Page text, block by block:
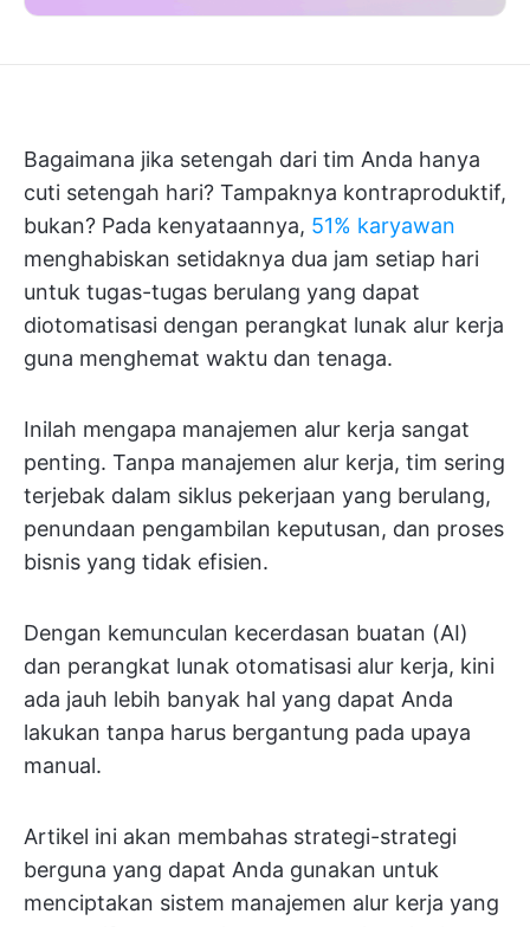
Bagaimana jika setengah dari tim Anda hanya
cuti setengah hari? Tampaknya kontraproduktif,
bukan? Pada kenyataannya, 51% karyawan
menghabiskan setidaknya dua jam setiap hari
untuk tugas-tugas berulang yang dapat
diotomatisasi dengan perangkat lunak alur kerja
guna menghemat waktu dan tenaga.
Inilah mengapa manajemen alur kerja sangat
penting. Tanpa manajemen alur kerja, tim sering
terjebak dalam siklus pekerjaan yang berulang,
penundaan pengambilan keputusan, dan proses
bisnis yang tidak efisien.
Dengan kemunculan kecerdasan buatan (AI)
dan perangkat lunak otomatisasi alur kerja, kini
ada jauh lebih banyak hal yang dapat Anda
lakukan tanpa harus bergantung pada upaya
manual.
Artikel ini akan membahas strategi-strategi
berguna yang dapat Anda gunakan untuk
menciptakan sistem manajemen alur kerja yang